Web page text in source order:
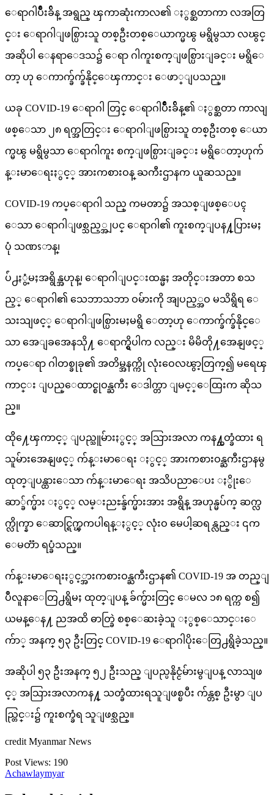
ေရာဂါပ်ိဳးခ်ိန္ အရွည္ ၾကာဆုံးကာလ၏ ႏွစ္ဆတာကာ လအတြ
င္း ေရာဂါျဖစ္ပြားသူ တစ္ဦးတစ္ေယာက္မၽွ မရွိမွသာ လၽွင္
အဆိုပါ ေနရာေဒသ၌ ေရာ ဂါကူးစက္ျဖစ္ပြားျခင္း မရွိေ
တာ့ ဟု ေကာက္ခ်က္ခ်နိုင္ေၾကာင္း ေဖာ္ျပသည္။
ယခု COVID-19 ေရာဂါ တြင္ ေရာဂါပ်ိဳးခ်ိန္၏ ႏွစ္ဆတာ ကာလျ
ဖစ္ေသာ ၂၈ ရက္အတြင္း ေရာဂါျဖစ္ပြားသူ တစ္ဦးတစ္ ေယာ
က္မၽွ မရွိမွသာ ေရာဂါကူး စက္ျဖစ္ပြားျခင္း မရွိေတာ့ဟုက်
န္းမာေရးႏွင့္ အားကစားဝန္ ႀကီးဌာနက ယူဆသည္။
COVID-19 ကပ္ေရာဂါ သည္ ကမၻာ၌ အသစ္ျဖစ္ေပၚ
ေသာ ေရာဂါျဖစ္သည့္အျပင္ ေရာဂါ၏ ကူးစက္ျပန႔္ပြားမႈ
ပုံ သဏၭာန္၊
ပ်ံ႕ႏွံ့မႈအရွိန္အဟုန္၊ ေရာဂါျပင္းထန္မႈ အတိုင္းအတာ စသ
ည့္ ေရာဂါ၏ သေဘာသဘာ ဝမ်ားကို အျပည့္အဝ မသိရွိရ ေ
သးသျဖင့္ ေရာဂါျဖစ္ပြားမႈမရွိ ေတာ့ဟု ေကာက္ခ်က္ခ်နိုင္ေ
သာ အေျခအေနသို႔ ေရာက္ရွိပါက လည္း မိမိတို႔အေနျဖင့္
ကပ္ေရာ ဂါတစ္ခုခု၏ အတိမ္အနက္ကို လုံးဝေလၽွာ့တြက္၍ မရေၾ
ကာင္း ျပည္ေထာင္စုဝန္ႀကီး ေဒါက္တာ ျမင့္ေထြးက ဆိုသ
ည္။
ထို႔ေၾကာင့္ ျပည္သူမ်ားႏွင့္ အသြားအလာ ကန႔္သတ္ခံထား ရ
သူမ်ားအေနျဖင့္ က်န္းမာေရး ႏွင့္ အားကစားဝန္ႀကီးဌာနမွ
ထုတ္ျပန္ထားေသာ က်န္းမာေရး အသိပညာေပး ႏွိုးေ
ဆာ္ခ်က္မ်ား ႏွင့္ လမ္းညႊန္ခ်က္မ်ားအား အရွိန္ အဟုန္မပ်က္ ဆက္လ
က္လိုက္နာ ေဆာင္ရြက္ၾကပါရန္ႏွင့္ လုံးဝ မေပါ့ဆရန္လည္း ၎က
ေမတၱာ ရပ္ခံသည္။
က်န္းမာေရးႏွင့္အားကစားဝန္ႀကီးဌာန၏ COVID-19 အ တည္ျ
ပဳလူနာေတြ႕ရွိမႈ ထုတ္ျပန္ ခ်က္မ်ားတြင္ ေမလ ၁၈ ရက္က စ၍
ယမန္ေန႔ ညအထိ ဓာတ္ခြဲ စစ္ေဆးခဲ့သူ ႏွစ္ေသာင္းေ
က်ာ္ အနက္ ၅၃ ဦးတြင္ COVID-19 ေရာဂါပိုးေတြ႕ရွိခဲ့သည္။
အဆိုပါ ၅၃ ဦးအနက္ ၅၂ ဦးသည္ ျပည္ပနိုင္ငံမ်ားမွျပန္ လာသျဖ
င့္ အသြားအလာကန႔္ သတ္ခံထားရသူျဖစ္ၿပီး က်န္တစ္ ဦးမွာ ျပ
ည္တြင္း၌ ကူးစက္ခံရ သူျဖစ္သည္။
credit Myanmar News
Post Views: 190
Achawlaymyar